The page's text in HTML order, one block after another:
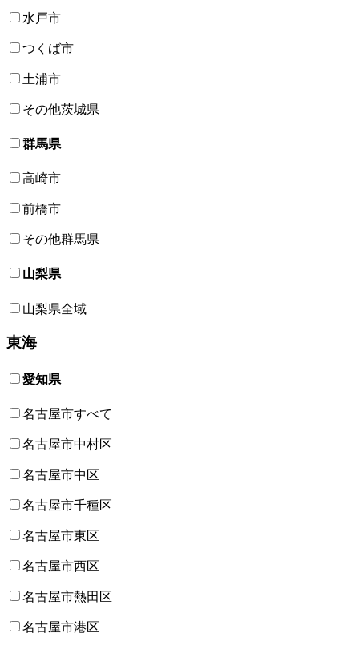
水戸市
つくば市
土浦市
その他茨城県
群馬県
高崎市
前橋市
その他群馬県
山梨県
山梨県全域
東海
愛知県
名古屋市すべて
名古屋市中村区
名古屋市中区
名古屋市千種区
名古屋市東区
名古屋市西区
名古屋市熱田区
名古屋市港区